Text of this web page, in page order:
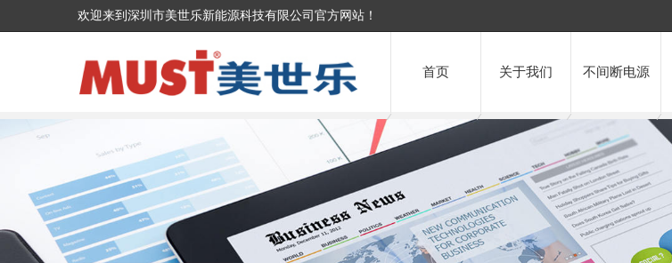
欢迎来到深圳市美世乐新能源科技有限公司官方网站！
首页 关于我们 不间断电源